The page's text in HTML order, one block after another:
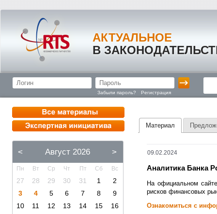
АКТУАЛЬНОЕ
В
Забыли пароль? Регистрация
< Август 2026 >
Пн Вт Ср Чт Пт Сб Вс
27 28 29 30 31 1
2
3
4 5 6 7 8
9
10
11 12 13 14 15
16
Материал
09.02.2024
Аналитика Банка
На официальном
рисков финансовых
Ознакомиться с